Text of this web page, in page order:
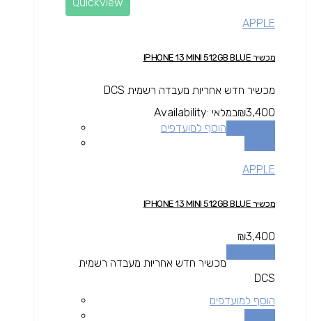
APPLE
מכשיר IPHONE 13 MINI 512GB BLUE
מכשיר חדש אחריות מעבדה רשמית DCS
₪3,400
Availability: במלאי
הוסף למועדפים
APPLE
מכשיר IPHONE 13 MINI 512GB BLUE
₪3,400
מכשיר חדש אחריות מעבדה רשמית
DCS
הוסף למועדפים